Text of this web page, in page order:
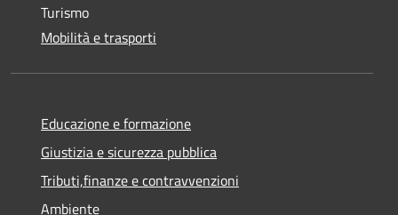
Turismo
Mobilità e trasporti
Educazione e formazione
Giustizia e sicurezza pubblica
Tributi,finanze e contravvenzioni
Ambiente